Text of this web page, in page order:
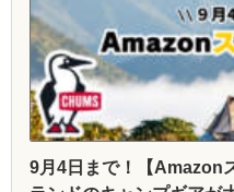
9月4日まで！【Amazon